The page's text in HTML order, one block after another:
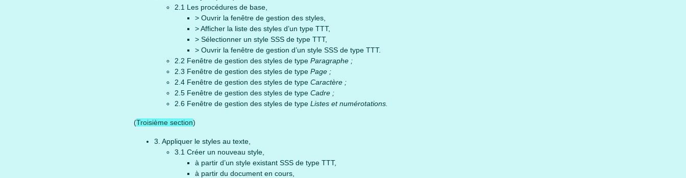
2.1 Les procédures de base,
> Ouvrir la fenêtre de gestion des styles,
> Afficher la liste des styles d’un type TTT,
> Sélectionner un style SSS de type TTT,
> Ouvrir la fenêtre de gestion d’un style SSS de type TTT.
2.2 Fenêtre de gestion des styles de type Paragraphe ;
2.3 Fenêtre de gestion des styles de type Page ;
2.4 Fenêtre de gestion des styles de type Caractère ;
2.5 Fenêtre de gestion des styles de type Cadre ;
2.6 Fenêtre de gestion des styles de type Listes et numérotations.
(Troisième section)
3. Appliquer le styles au texte,
3.1 Créer un nouveau style,
à partir d’un style existant SSS de type TTT,
à partir du document en cours,